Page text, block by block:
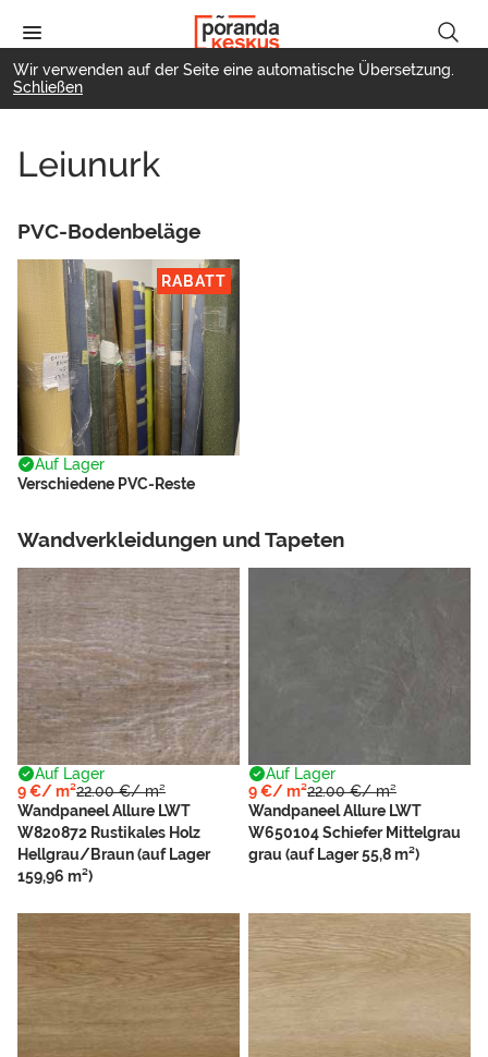
zum
Inhalt
Wir verwenden auf der Seite eine automatische Übersetzung.
Schließen
Leiunurk
PVC-Bodenbeläge
RABATT
Auf Lager
Verschiedene PVC-Reste
Wandverkleidungen und Tapeten
Auf Lager
9 €/ m²22.00 €/ m²
Wandpaneel Allure LWT
W820872 Rustikales Holz
Hellgrau/Braun (auf Lager
159,96 m²)
Auf Lager
9 €/ m²22.00 €/ m²
Wandpaneel Allure LWT
W650104 Schiefer Mittelgrau
grau (auf Lager 55,8 m²)